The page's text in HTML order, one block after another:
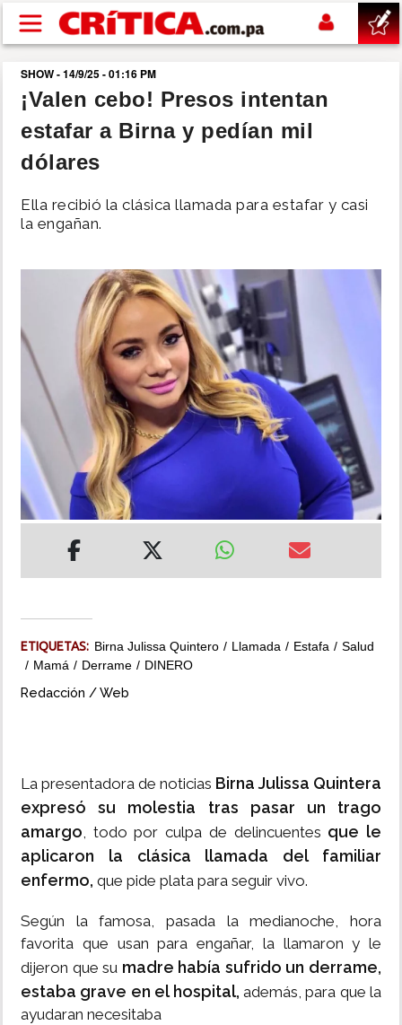
Pasar al contenido principal
buscar
SUCESOS
POLÍTICA
DEPORTES
MUNDO
INSÓLITAS
MULTIMEDIA
SHOW - 14/9/25 - 01:16 PM
¡Valen cebo! Presos intentan
estafar a Birna y pedían mil
dólares
Ella recibió la clásica llamada para estafar y casi
la engañan.
ETIQUETAS: Birna Julissa Quintero Llamada Estafa
Salud
Mamá
Derrame DINERO
Redacción / Web
La presentadora de noticias Birna Julissa Quintera
expresó su molestia tras pasar un trago
amargo, todo por culpa de delincuentes que le
aplicaron la clásica llamada del familiar
enfermo, que pide plata para seguir vivo.
Según la famosa, pasada la medianoche, hora
favorita que usan para engañar, la llamaron y le
dijeron que su madre había sufrido un derrame,
estaba grave en el hospital, además, para que la
ayudaran necesitaba